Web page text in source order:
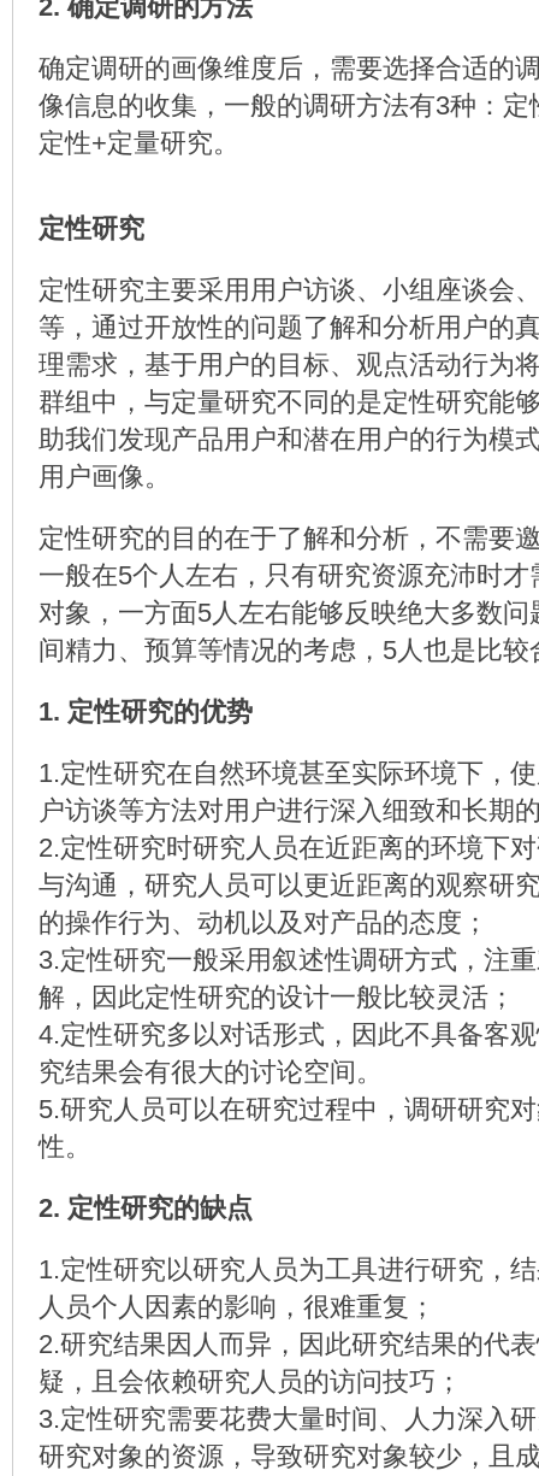
2. 确定调研的方法
确定调研的画像维度后，需要选择合适的
像信息的收集，一般的调研方法有3种：
定性+定量研究。
定性研究
定性研究主要采用用户访谈、小组座谈会
等，通过开放性的问题了解和分析用户的
理需求，基于用户的目标、观点活动行为
群组中，与定量研究不同的是定性研究能
助我们发现产品用户和潜在用户的行为模
用户画像。
定性研究的目的在于了解和分析，不需要
一般在5个人左右，只有研究资源充沛时
对象，一方面5人左右能够反映绝大多数
间精力、预算等情况的考虑，5人也是比较
1. 定性研究的优势
1.定性研究在自然环境甚至实际环境下，
户访谈等方法对用户进行深入细致和长期
2.定性研究时研究人员在近距离的环境下
与沟通，研究人员可以更近距离的观察研
的操作行为、动机以及对产品的态度；
3.定性研究一般采用叙述性调研方式，注
解，因此定性研究的设计一般比较灵活；
4.定性研究多以对话形式，因此不具备客
究结果会有很大的讨论空间。
5.研究人员可以在研究过程中，调研研究
性。
2. 定性研究的缺点
1.定性研究以研究人员为工具进行研究，
人员个人因素的影响，很难重复；
2.研究结果因人而异，因此研究结果的代
疑，且会依赖研究人员的访问技巧；
3.定性研究需要花费大量时间、人力深入
研究对象的资源，导致研究对象较少，且